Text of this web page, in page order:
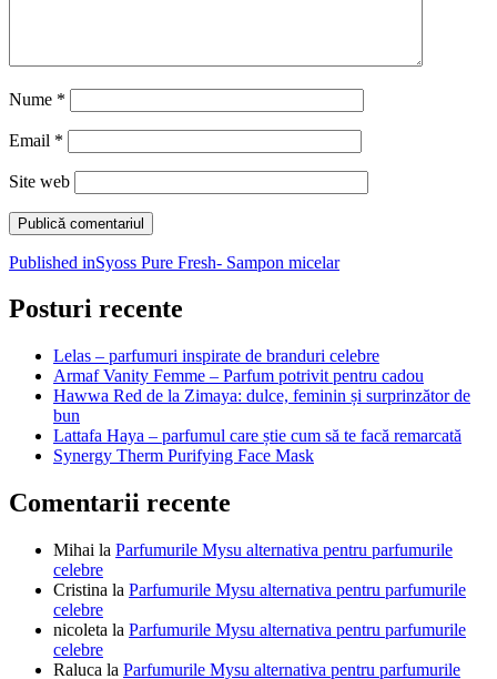
Nume *
Email *
Site web
Navigare
în
articole
Published inSyoss Pure Fresh- Sampon micelar
Posturi recente
Lelas – parfumuri inspirate de branduri celebre
Armaf Vanity Femme – Parfum potrivit pentru cadou
Hawwa Red de la Zimaya: dulce, feminin și surprinzător de
bun
Lattafa Haya – parfumul care știe cum să te facă remarcată
Synergy Therm Purifying Face Mask
Comentarii recente
Mihai la Parfumurile Mysu alternativa pentru parfumurile
celebre
Cristina la Parfumurile Mysu alternativa pentru parfumurile
celebre
nicoleta la Parfumurile Mysu alternativa pentru parfumurile
celebre
Raluca la Parfumurile Mysu alternativa pentru parfumurile